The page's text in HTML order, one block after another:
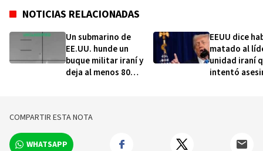
NOTICIAS RELACIONADAS
Un submarino de
EE.UU. hunde un
buque militar iraní y
deja al menos 80
EEUU dice
matado al
unidad iraní
intentó
COMPARTIR ESTA NOTA
WHATSAPP